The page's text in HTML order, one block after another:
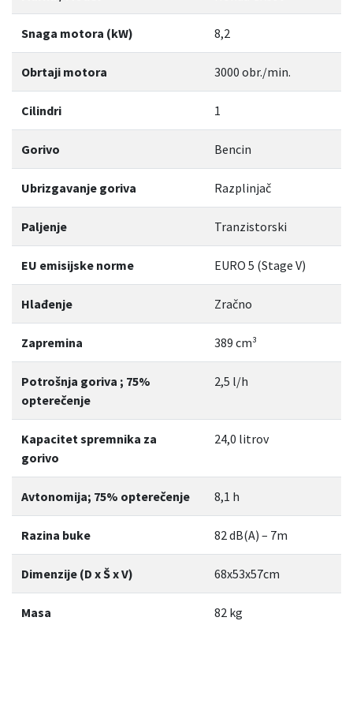
Snaga motora (kW) 8,2
Obrtaji motora 3000 obr./min.
Cilindri 1
Gorivo Bencin
Ubrizgavanje goriva Razplinjač
Paljenje Tranzistorski
EU emisijske norme EURO 5 (Stage V)
Hlađenje Zračno
Zapremina 389 cm³
Potrošnja goriva ; 75%
opterečenje
2,5 l/h
Kapacitet spremnika za
gorivo
24,0 litrov
Avtonomija; 75% opterečenje 8,1 h
Razina buke 82 dB(A) – 7m
Dimenzije (D x Š x V) 68x53x57cm
Masa 82 kg